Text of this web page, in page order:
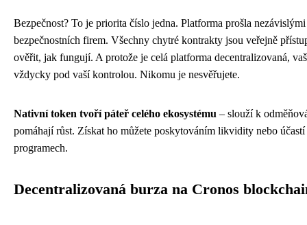
Bezpečnost? To je priorita číslo jedna. Platforma prošla
bezpečnostních firem. Všechny chytré kontrakty jsou veřejně
ověřit, jak fungují. A protože je celá platforma decentralizovaná,
vždycky pod vaší kontrolou. Nikomu je nesvěřujete.
Nativní token tvoří páteř celého ekosystému – slouží k
pomáhají růst. Získat ho můžete poskytováním likvidity nebo
programech.
Decentralizovaná burza na Cronos